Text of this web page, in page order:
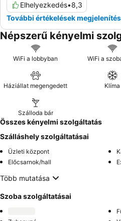
Elhelyezkedés•8,3
További értékelések
Népszerű kényelmi
WiFi a lobbyban WiFi a
Háziállat megengedett Klíma
Szálloda bár
Összes kényelmi szolgáltatás
Szálláshely szolgáltatásai
Üzleti központ
Előcsarnok/hall
Több mutatása
Szoba szolgáltatásai